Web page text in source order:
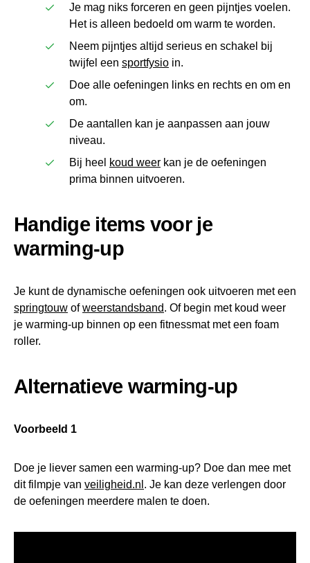
Je mag niks forceren en geen pijntjes voelen.
Het is alleen bedoeld om warm te worden.
Neem pijntjes altijd serieus en schakel bij
twijfel een sportfysio in.
Doe alle oefeningen links en rechts en om en
om.
De aantallen kan je aanpassen aan jouw
niveau.
Bij heel koud weer kan je de oefeningen
prima binnen uitvoeren.
Handige items voor je
warming-up
Je kunt de dynamische oefeningen ook uitvoeren met een
springtouw ofweerstandsband. Of begin met koud weer
je warming-up binnen op een fitnessmat met een foam
roller.
Alternatieve warming-up
Voorbeeld 1
Doe je liever samen een warming-up? Doe dan mee met
dit filmpje van veiligheid.nl . Je kan deze verlengen door
de oefeningen meerdere malen te doen.